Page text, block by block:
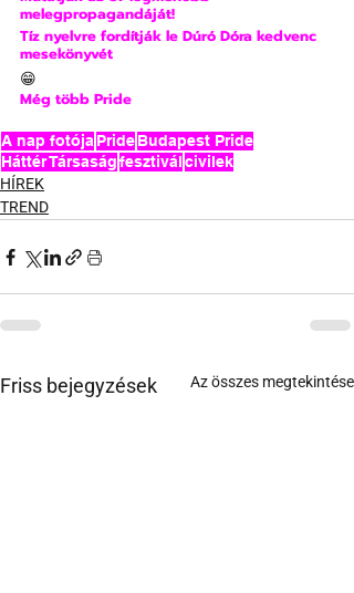
melegpropagandáját!
Tíz nyelvre fordítják le Dúró Dóra kedvenc
mesekönyvét
😁
Még több Pride
A nap fotója PrideBudapest Pride
Háttér Társaságfesztiválcivilek
HÍREK
TREND
Friss bejegyzések Az összes megtekintése